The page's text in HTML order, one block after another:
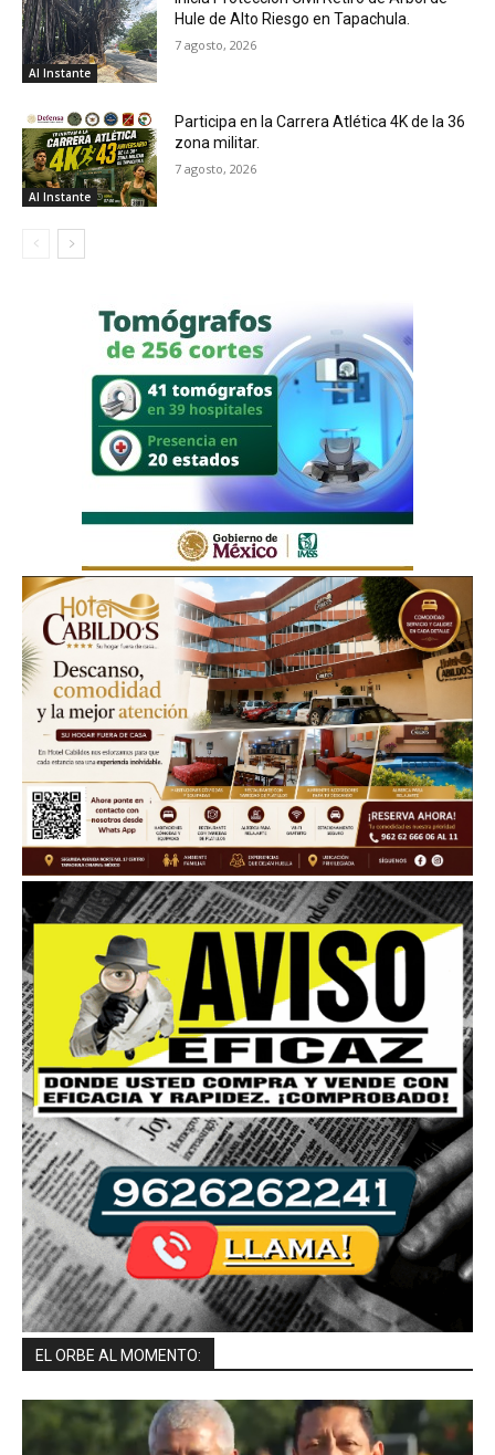
Al Instante
Hule de Alto Riesgo en Tapachula.
7 agosto, 2026
Al Instante
Participa en la Carrera Atlética 4K de la 36
zona militar.
7 agosto, 2026
EL ORBE AL MOMENTO: